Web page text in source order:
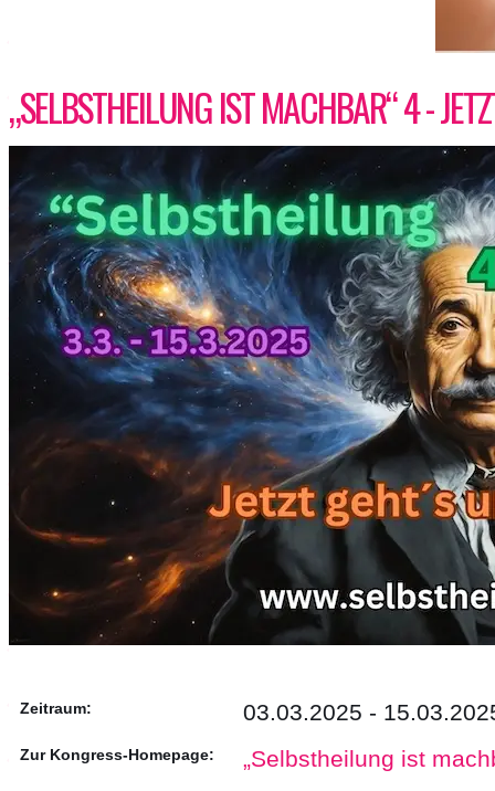
„SELBSTHEILUNG IST MACHBAR“ 4 -
Zeitraum: 03.03.2025 -
Zur Kongress-Homepage: „Selbstheilung ist